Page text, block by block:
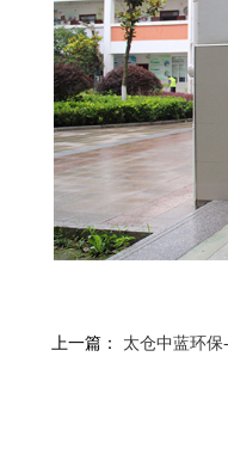
上一篇： 太仓中蓝环